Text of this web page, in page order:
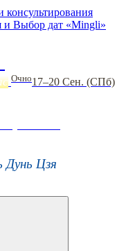
Выбор дат «Mingli»
Очно17–20 Сен. (СПб)
Дунь Цзя